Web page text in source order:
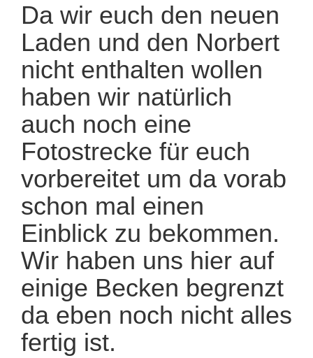
Da wir euch den neuen
Laden und den Norbert
nicht enthalten wollen
haben wir natürlich
auch noch eine
Fotostrecke für euch
vorbereitet um da vorab
schon mal einen
Einblick zu bekommen.
Wir haben uns hier auf
einige Becken begrenzt
da eben noch nicht alles
fertig ist.